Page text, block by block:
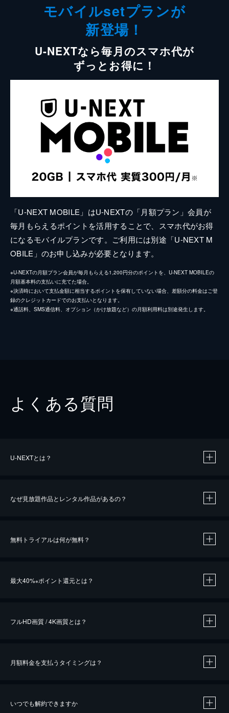
モバイルsetプランが
新登場！
U-NEXTなら毎月のスマホ代が
ずっとお得に！
「U-NEXT MOBILE」はU-NEXTの「月額プラン」会員が
毎月もらえるポイントを活用することで、スマホ代がお得
になるモバイルプランです。ご利用には別途「U-NEXT M
OBILE」のお申し込みが必要となります。
※U-NEXTの月額プラン会員が毎月もらえる1,200円分のポイントを、U-NEXT MOBILEの
月額基本料の支払いに充てた場合。
※決済時において支払金額に相当するポイントを保有していない場合、差額分の料金はご登
録のクレジットカードでのお支払いとなります。
※通話料、SMS通信料、オプション（かけ放題など）の月額利用料は別途発生します。
よくある質問
U-NEXTとは？
なぜ見放題作品とレンタル作品があるの？
無料トライアルは何が無料？
最大40%※ポイント還元とは？
※40％ポイント還元の対象は、クレジットカード決済による作品の購入 / レンタルです。
フルHD画質 / 4K画質とは？
月額料金を支払うタイミングは？
いつでも解約できますか